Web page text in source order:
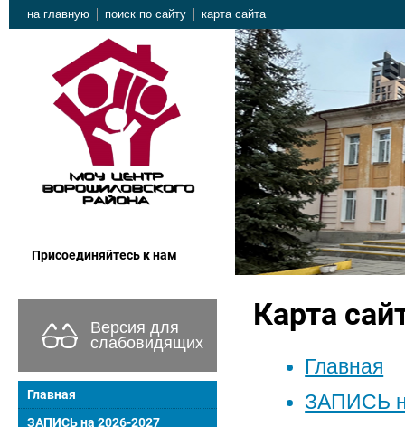
на главную поиск по сайту карта сайта
Присоединяйтесь к нам
Версия для
слабовидящих
Главная
ЗАПИСЬ на 2026-2027
Карта
Главная
ЗАПИСЬ